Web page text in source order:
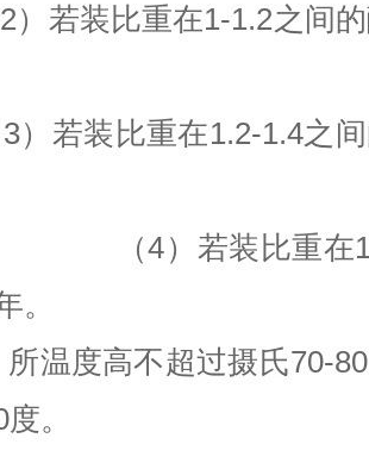
装比重在1-1.2之间的
装比重在1.2-1.4之间
若装比重在1.4以
。
温度高不超过摄氏70-
。